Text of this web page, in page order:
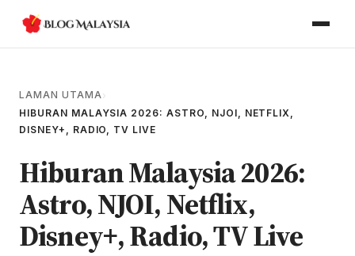
LAMAN UTAMA›
HIBURAN MALAYSIA 2026: ASTRO, NJOI, NETFLIX,
DISNEY+, RADIO, TV LIVE
Hiburan Malaysia 2026:
Astro, NJOI, Netflix,
Disney+, Radio, TV Live